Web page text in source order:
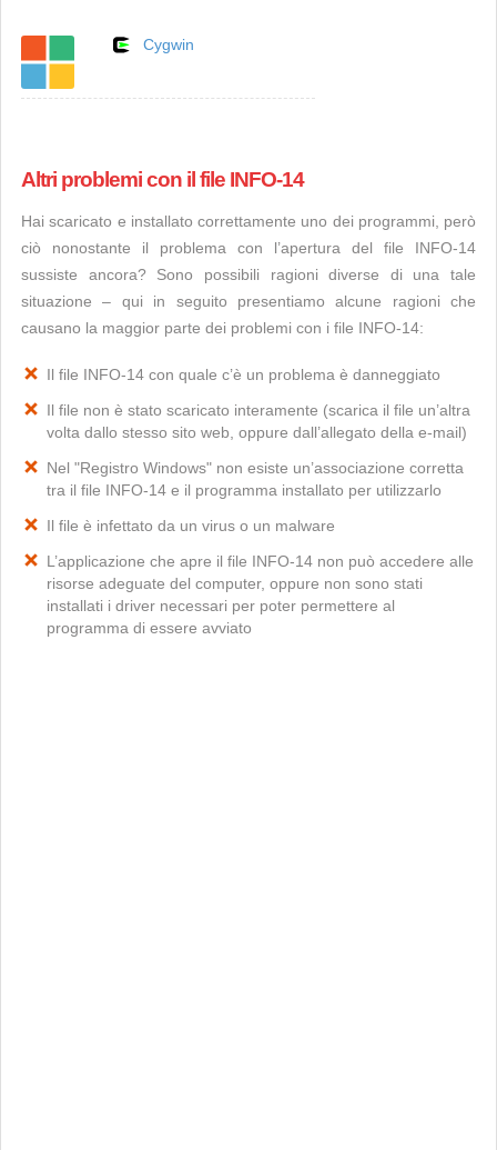
Cygwin
Altri problemi con il file INFO-14
Hai scaricato e installato correttamente uno dei programmi, però
ciò nonostante il problema con l’apertura del file INFO-14
sussiste ancora? Sono possibili ragioni diverse di una tale
situazione – qui in seguito presentiamo alcune ragioni che
causano la maggior parte dei problemi con i file INFO-14:
Il file INFO-14 con quale c’è un problema è danneggiato
Il file non è stato scaricato interamente (scarica il file un’altra
volta dallo stesso sito web, oppure dall’allegato della e-mail)
Nel "Registro Windows" non esiste un’associazione corretta
tra il file INFO-14 e il programma installato per utilizzarlo
Il file è infettato da un virus o un malware
L’applicazione che apre il file INFO-14 non può accedere alle
risorse adeguate del computer, oppure non sono stati
installati i driver necessari per poter permettere al
programma di essere avviato